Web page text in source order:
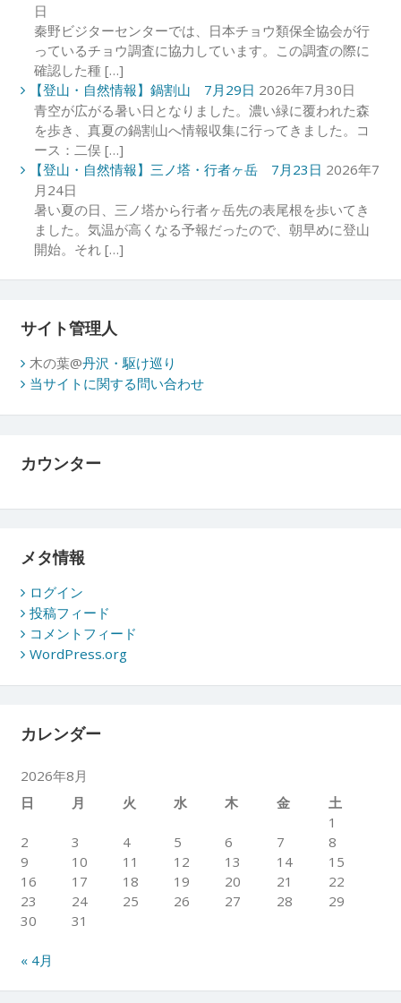
日
秦野ビジターセンターでは、日本チョウ類保全協会が行
っているチョウ調査に協力しています。この調査の際に
確認した種 […]
【登山・自然情報】鍋割山 7月29日 2026年7月30日
青空が広がる暑い日となりました。濃い緑に覆われた森
を歩き、真夏の鍋割山へ情報収集に行ってきました。コ
ース：二俣 […]
【登山・自然情報】三ノ塔・行者ヶ岳 7月23日 2026年7
月24日
暑い夏の日、三ノ塔から行者ヶ岳先の表尾根を歩いてき
ました。気温が高くなる予報だったので、朝早めに登山
開始。それ […]
サイト管理人
木の葉@丹沢・駆け巡り
当サイトに関する問い合わせ
カウンター
メタ情報
ログイン
投稿フィード
コメントフィード
WordPress.org
カレンダー
2026年8月
日
月 火 水 木 金
土
1
2
3 4 5 6 7
8
9
10 11 12 13 14
15
16
17 18 19 20 21
22
23
24 25 26 27 28
29
30
31
« 4月